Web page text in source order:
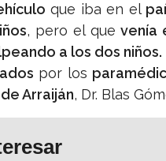
que iba en el
, pero el que venía
a los dos niños.
por los
Arraiján, Dr. Blas